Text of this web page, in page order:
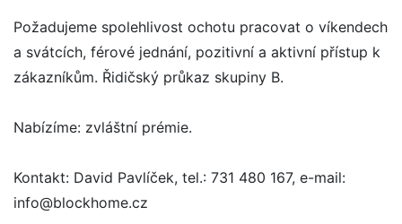
Požadujeme spolehlivost ochotu pracovat o víkendech
a svátcích, férové jednání, pozitivní a aktivní přístup k
zákazníkům. Řidičský průkaz skupiny B.
Nabízíme: zvláštní prémie.
Kontakt: David Pavlíček, tel.: 731 480 167, e-mail:
info@blockhome.cz